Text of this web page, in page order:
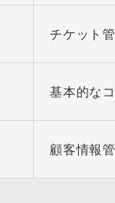
チケット
基本的な
顧客情報